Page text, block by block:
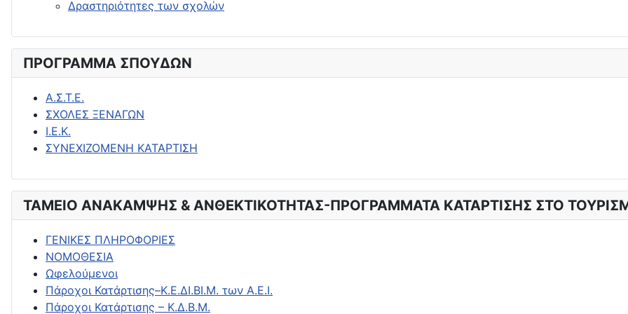
Δραστηριότητες των σχολών
ΠΡΟΓΡΑΜΜΑ ΣΠΟΥΔΩΝ
Α.Σ.Τ.Ε.
ΣΧΟΛΕΣ ΞΕΝΑΓΩΝ
Ι.Ε.Κ.
ΣΥΝΕΧΙΖΟΜΕΝΗ ΚΑΤΑΡΤΙΣΗ
ΤΑΜΕΙΟ ΑΝΑΚΑΜΨΗΣ & ΑΝΘΕΚΤΙΚΟΤΗΤΑΣ-ΠΡΟΓΡΑΜΜΑΤΑ ΚΑΤΑΡΤΙΣΗΣ ΣΤΟ
ΓΕΝΙΚΕΣ ΠΛΗΡΟΦΟΡΙΕΣ
ΝΟΜΟΘΕΣΙΑ
Ωφελούμενοι
Πάροχοι Κατάρτισης–Κ.Ε.ΔΙ.ΒΙ.Μ. των Α.Ε.Ι.
Πάροχοι Κατάρτισης – Κ.Δ.Β.Μ.